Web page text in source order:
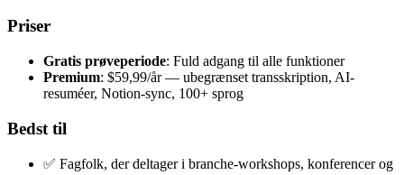
Priser
Gratis prøveperiode: Fuld adgang til alle funktioner
Premium: $59,99/år — ubegrænset transskription, AI-
resuméer, Notion-sync, 100+ sprog
Bedst til
✅ Fagfolk, der deltager i branche-workshops, konferencer og